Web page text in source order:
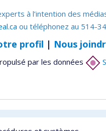
à l’intention des
ou téléphonez au 514-
profil | Nous
par les données